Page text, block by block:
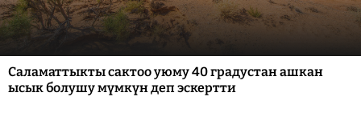
Саламаттыкты сактоо уюму 40 градустан ашкан
ысык болушу мүмкүн деп эскертти